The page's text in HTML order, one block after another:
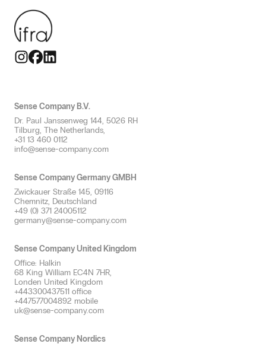
Reizigers & Mobiliteit
Productief
Smaakmakend
Thematiseren
Geurolie
Geurveiligheid
Allergeenvrije geuren
Efficiënte dienstverlening met geur
Kleine ruimtes
Ruimtes tot 250m²
Grote ruimtes
Meerdere ruimtes
Luchtbehandelingskanaal
Geurplan & advies
Sense Company B.V.
Dr. Paul Janssenweg 144, 5026 RH
Tilburg, The Netherlands,
+31 13 460 0112
info@sense-company.com
Sense Company Germany GMBH
Zwickauer Straße 145, 09116
Chemnitz, Deutschland
+49 (0) 371 24005112
germany@sense-company.com
Sense Company United Kingdom
Office: Halkin
68 King William EC4N 7HR,
Londen United Kingdom
+443300437511 office
+447577004892 mobile
uk@sense-company.com
Sense Company Nordics